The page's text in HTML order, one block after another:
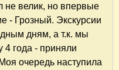
не велик, но впервые
- Грозный. Экскурсии
дням, а т.к. мы
года - приняли
очередь наступила